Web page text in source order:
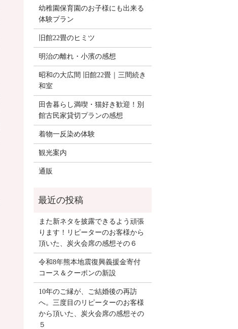
幼稚園保育園のお子様にも出来る
体験プラン
旧館22畳のヒミツ
明治の離れ・小濱の感想
昭和の大広間 旧館22畳｜三間続き
和室
田舎暮らし満喫・猫好き歓迎！別
館古民家貸切プランの感想
着物一反染め体験
観光案内
通販
また新ネタを披露できるよう頑張
ります！リピーターのお客様から
頂いた、炭火会席の感想その６
令和8年熊本地震復興義援金寄付
コース＆クーポンの新設
10年のご縁が、ご結婚後の再訪
へ。三度目のリピーターのお客様
から頂いた、炭火会席の感想その
５